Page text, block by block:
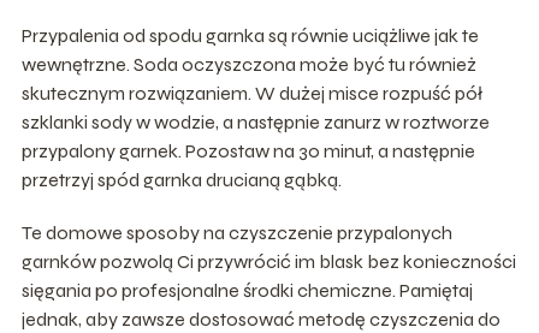
Przypalenia od spodu garnka są równie uciążliwe jak te
wewnętrzne. Soda oczyszczona może być tu również
skutecznym rozwiązaniem. W dużej misce rozpuść pół
szklanki sody w wodzie, a następnie zanurz w roztworze
przypalony garnek. Pozostaw na 30 minut, a następnie
przetrzyj spód garnka drucianą gąbką.
Te domowe sposoby na czyszczenie przypalonych
garnków pozwolą Ci przywrócić im blask bez konieczności
sięgania po profesjonalne środki chemiczne. Pamiętaj
jednak, aby zawsze dostosować metodę czyszczenia do